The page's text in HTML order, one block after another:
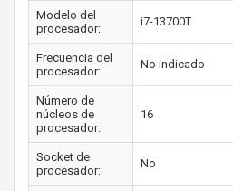
Modelo del
procesador:
i7-13700T
Frecuencia del
procesador:
No indicado
Número de
núcleos de
procesador:
16
Socket de
procesador:
No